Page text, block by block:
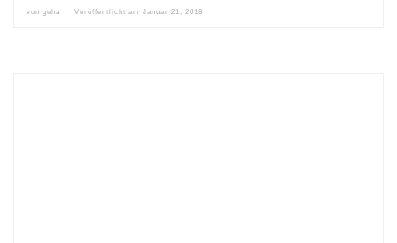
von geha Veröffentlicht am Januar 21, 2018